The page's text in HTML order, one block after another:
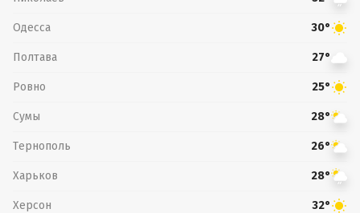
Одесса 30°
Полтава 27°
Ровно 25°
Сумы 28°
Тернополь 26°
Харьков 28°
Херсон 32°